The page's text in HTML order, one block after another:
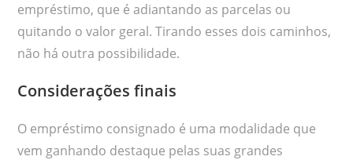
empréstimo, que é adiantando as parcelas ou
quitando o valor geral. Tirando esses dois caminhos,
não há outra possibilidade.
Considerações finais
O empréstimo consignado é uma modalidade que
vem ganhando destaque pelas suas grandes